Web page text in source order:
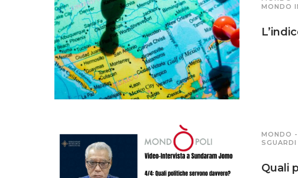
MONDO
MONDO -
Quali